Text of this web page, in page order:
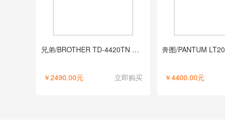
兄弟/BROTHER TD-4420TN 热转印/USB/条码打印机
￥2490.00元 立即购买 ￥4400.00元